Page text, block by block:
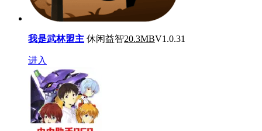
我是武林盟主 休闲益智20.3MBV1.0.31
进入